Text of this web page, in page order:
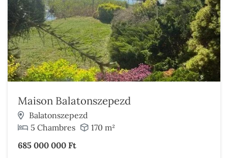
Maison Balatonszepezd
Balatonszepezd
5 Chambres
170 m²
685 000 000 Ft